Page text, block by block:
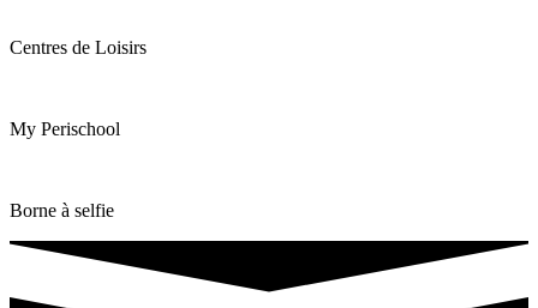
Centres de Loisirs
My Perischool
Borne à selfie